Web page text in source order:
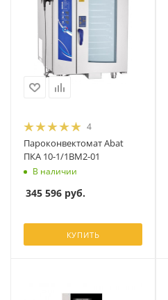
4
Пароконвектомат Abat
ПКА 10-1/1ВМ2-01
В наличии
345 596 руб.
КУПИТЬ